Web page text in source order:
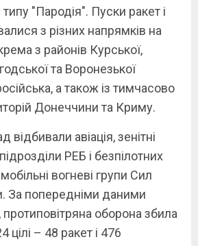
"Пародія". Пуски ракет і
з різних напрямків на
з районів Курської,
та Воронезької
а також із тимчасово
Донеччини та Криму.
відбивали авіація, зенітні
РЕБ і безпілотних
вогневі групи Сил
За попередніми даними
оборона збила
цілі – 48 ракет і 476